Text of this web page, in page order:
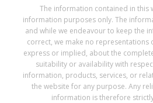
The information contained in this
information purposes only. The
and while we endeavour to keep the
correct, we make no representations
express or implied, about the
suitability or availability with
information, products, services, or
the website for any purpose. Any
information is therefore